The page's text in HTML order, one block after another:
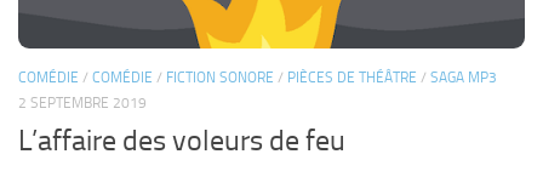
COMÉDIE / COMÉDIE / FICTION SONORE / PIÈCES DE THÉÂTRE / SAGA MP3
2 SEPTEMBRE 2019
L’affaire des voleurs de feu